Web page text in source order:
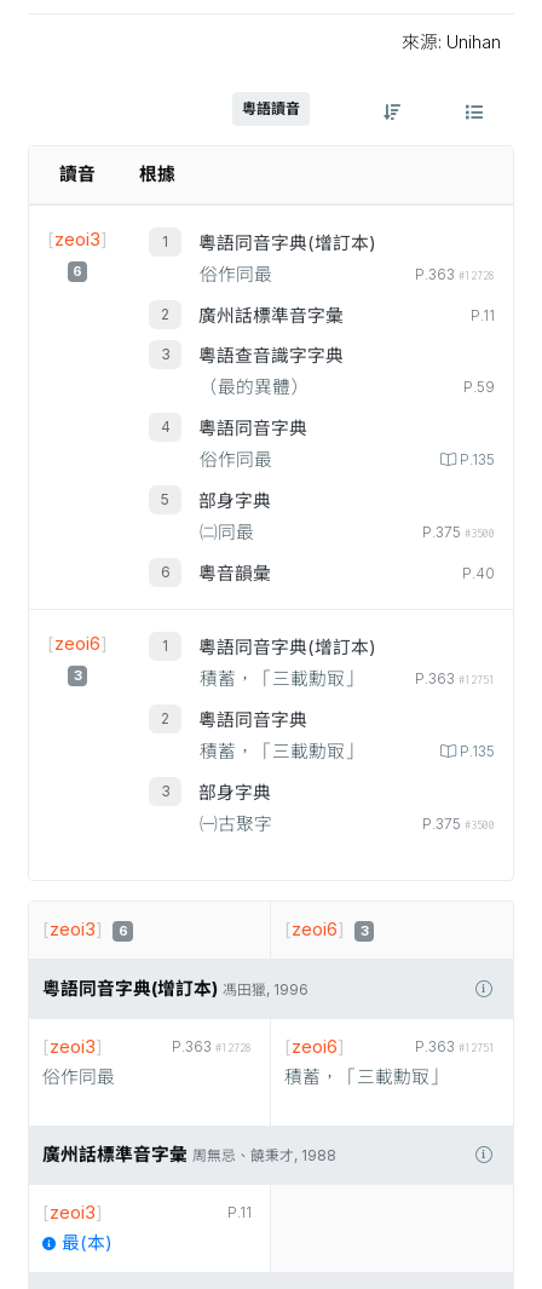
來源: Unihan
粵語讀音
讀音 根據
[zeoi3]
6
粵語同音字典(增訂本)
俗作同最
P.363 #12728
廣州話標準音字彙 P.11
粵語查音識字字典
（最的異體）
P.59
粵語同音字典
俗作同最
P.135
部身字典
㈡同最
P.375 #3500
粵音韻彙 P.40
[zeoi6]
3
粵語同音字典(增訂本)
積蓄，「三載勳冣」
P.363 #12751
粵語同音字典
積蓄，「三載勳冣」
P.135
部身字典
㈠古聚字
P.375 #3500
[zeoi3] 6 [zeoi6] 3
粵語同音字典(增訂本) 馮田獵, 1996
P.363 #12728
[zeoi3]
俗作同最
P.363 #12751
[zeoi6]
積蓄，「三載勳冣」
廣州話標準音字彙 周無忌、饒秉才, 1988
P.11
[zeoi3]
最(本)